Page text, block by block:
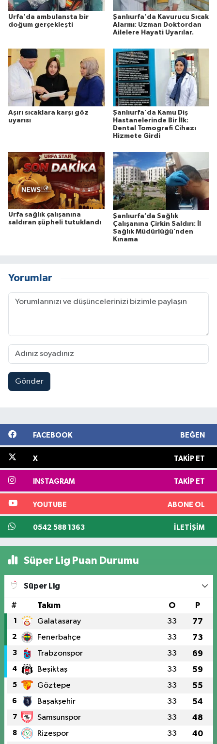
Urfa'da ambulansta bir
doğum gerçekleşti
Şanlıurfa'da Kavurucu Sıcak
Alarmı: Uzman Doktordan
Ailelere Hayati Uyarılar.
Aşırı sıcaklara karşı göz
uyarısı
Şanlıurfa'da Kamu Diş
Hastanelerinde Bir İlk:
Dental Tomografi Cihazı
Hizmete Girdi
Urfa sağlık çalışanına
saldıran şüpheli tutuklandı
Şanlıurfa’da Sağlık
Çalışanına Çirkin Saldırı: İl
Sağlık Müdürlüğü’nden
Kınama
Yorumlar
Gönder
FACEBOOK BEĞEN
X TAKIP ET
INSTAGRAM TAKIP ET
YOUTUBE ABONE OL
0542 588 1363 İLETIŞIM
Süper Lig Puan Durumu
Süper Lig
# Takım O P
1 Galatasaray 33 77
2 Fenerbahçe 33 73
3 Trabzonspor 33 69
4 Beşiktaş 33 59
5 Göztepe 33 55
6 Başakşehir 33 54
7 Samsunspor 33 48
8 Rizespor 33 40